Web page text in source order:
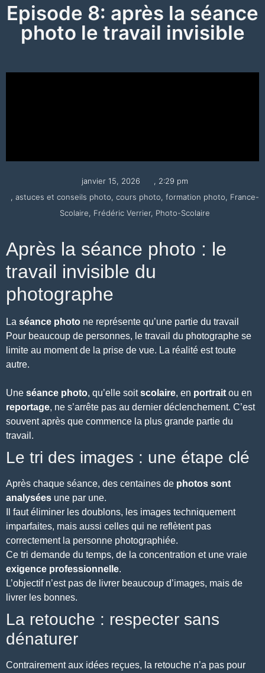
Episode 8: après la séance
photo le travail invisible
janvier 15, 2026 , 2:29 pm
, astuces et conseils photo, cours photo, formation photo, France-
Scolaire, Frédéric Verrier, Photo-Scolaire
Après la séance photo : le
travail invisible du
photographe
La séance photo ne représente qu’une partie du travail
Pour beaucoup de personnes, le travail du photographe se
limite au moment de la prise de vue. La réalité est toute
autre.
Une séance photo, qu’elle soitscolaire, en portrait ou en
reportage, ne s’arrête pas au dernier déclenchement. C’est
souvent après que commence la plus grande partie du
travail.
Le tri des images : une étape clé
Après chaque séance, des centaines de photos sont
analysées une par une.
Il faut éliminer les doublons, les images techniquement
imparfaites, mais aussi celles qui ne reflètent pas
correctement la personne photographiée.
Ce tri demande du temps, de la concentration et une vraie
exigence professionnelle.
L’objectif n’est pas de livrer beaucoup d’images, mais de
livrer les bonnes.
La retouche : respecter sans
dénaturer
Contrairement aux idées reçues, la retouche n’a pas pour